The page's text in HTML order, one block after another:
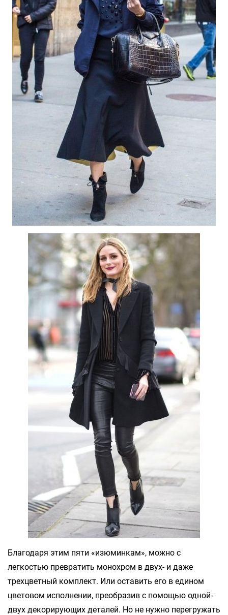
Благодаря этим пяти «изюминкам», можно с
легкостью превратить монохром в двух- и даже
трехцветный комплект. Или оставить его в едином
цветовом исполнении, преобразив с помощью одной-
двух декорирующих деталей. Но не нужно перегружать